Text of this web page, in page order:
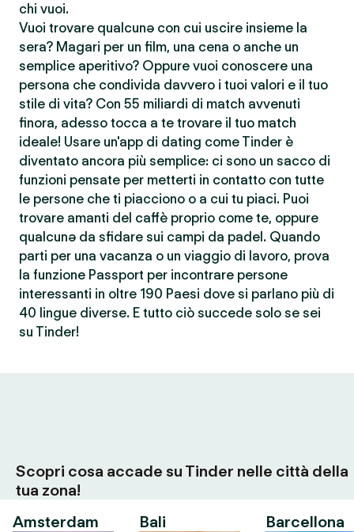
chi vuoi.
Vuoi trovare qualcunə con cui uscire insieme la
sera? Magari per un film, una cena o anche un
semplice aperitivo? Oppure vuoi conoscere una
persona che condivida davvero i tuoi valori e il tuo
stile di vita? Con 55 miliardi di match avvenuti
finora, adesso tocca a te trovare il tuo match
ideale! Usare un'app di dating come Tinder è
diventato ancora più semplice: ci sono un sacco di
funzioni pensate per metterti in contatto con tutte
le persone che ti piacciono o a cui tu piaci. Puoi
trovare amanti del caffè proprio come te, oppure
qualcunə da sfidare sui campi da padel. Quando
parti per una vacanza o un viaggio di lavoro, prova
la funzione Passport per incontrare persone
interessanti in oltre 190 Paesi dove si parlano più di
40 lingue diverse. E tutto ciò succede solo se sei
su Tinder!
Scopri cosa accade su Tinder nelle città della
tua zona!
Amsterdam
Bali Barcellona